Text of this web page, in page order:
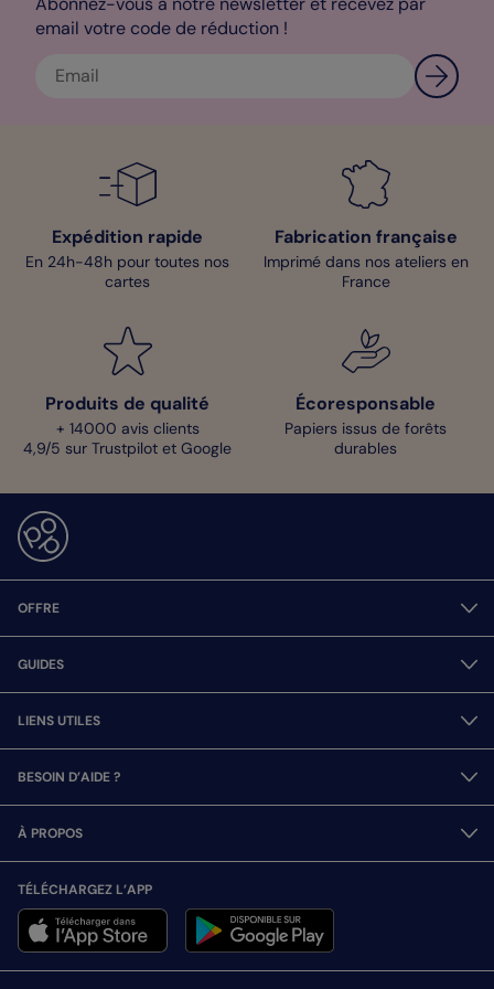
email votre code de réduction !
Expédition rapide
En 24h-48h pour toutes nos
cartes
Fabrication française
Imprimé dans nos ateliers en
France
Produits de qualité
+ 14000 avis clients
4,9/5 sur Trustpilot et Google
Écoresponsable
Papiers issus de forêts
durables
OFFRE
GUIDES
LIENS UTILES
BESOIN D’AIDE ?
À PROPOS
TÉLÉCHARGEZ L’APP